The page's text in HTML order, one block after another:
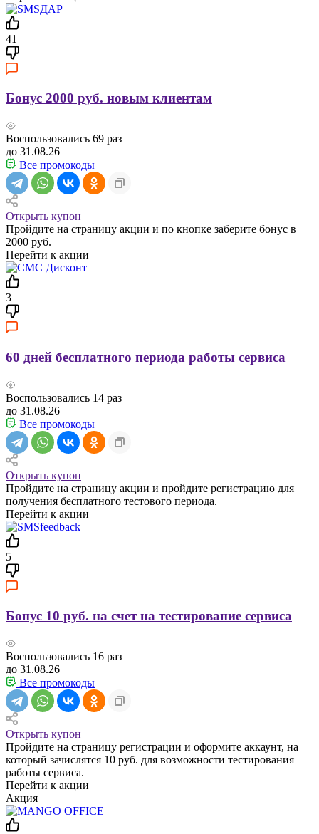
41
Бонус 2000 руб. новым клиентам
Воспользовались 69 раз
до 31.08.26
Все промокоды
Открыть купон
Пройдите на страницу акции и по кнопке заберите бонус в
2000 руб.
Перейти к акции
3
60 дней бесплатного периода работы сервиса
Воспользовались 14 раз
до 31.08.26
Все промокоды
Открыть купон
Пройдите на страницу акции и пройдите регистрацию для
получения бесплатного тестового периода.
Перейти к акции
5
Бонус 10 руб. на счет на тестирование сервиса
Воспользовались 16 раз
до 31.08.26
Все промокоды
Открыть купон
Пройдите на страницу регистрации и оформите аккаунт, на
который зачислятся 10 руб. для возможности тестирования
работы сервиса.
Перейти к акции
Акция